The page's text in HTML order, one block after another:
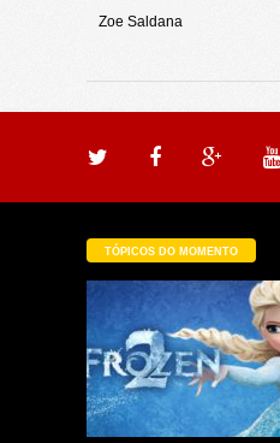
Zoe Saldana
TÓPICOS DO MOMENTO